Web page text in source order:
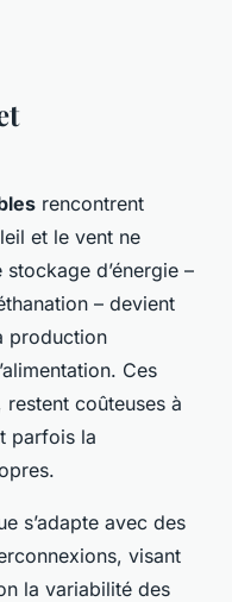
rencontrent
et le vent ne
d’énergie –
– devient
production
Ces
restent coûteuses à
parfois la
s’adapte avec des
visant
la variabilité des